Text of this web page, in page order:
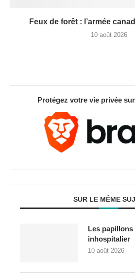
Feux de forêt : l’armée
10 août 2026
Protégez votre vie privée
SUR LE MÊME
Les
inhospitalier
10 août 2026